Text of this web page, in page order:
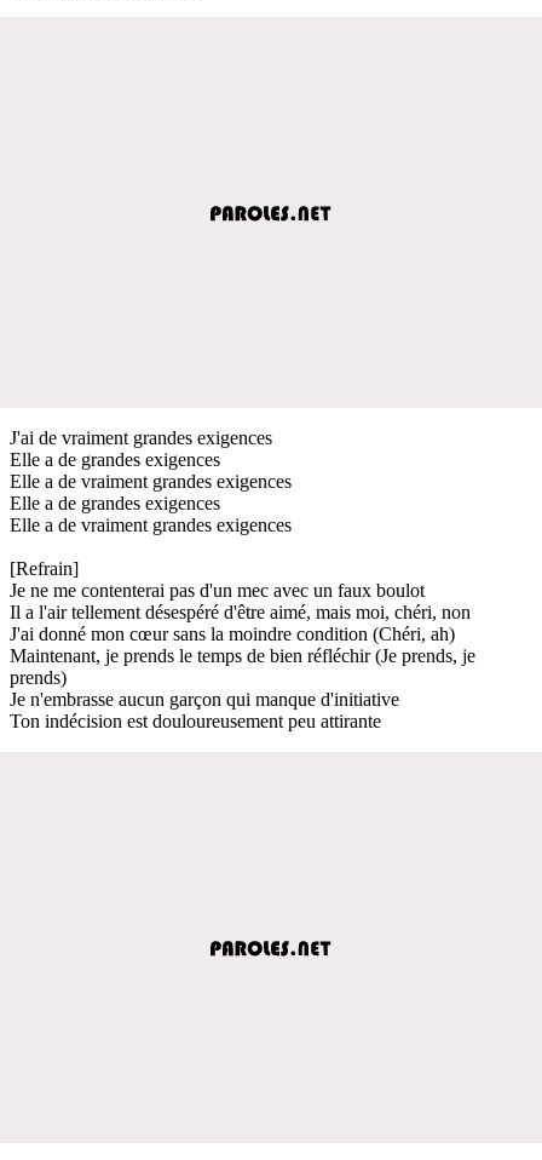
J'ai de vraiment grandes exigences
Elle a de grandes exigences
Elle a de vraiment grandes exigences
Elle a de grandes exigences
Elle a de vraiment grandes exigences
[Refrain]
Je ne me contenterai pas d'un mec avec un faux boulot
Il a l'air tellement désespéré d'être aimé, mais moi, chéri, non
J'ai donné mon cœur sans la moindre condition (Chéri, ah)
Maintenant, je prends le temps de bien réfléchir (Je prends, je
prends)
Je n'embrasse aucun garçon qui manque d'initiative
Ton indécision est douloureusement peu attirante